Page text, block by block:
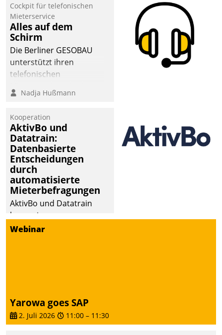
der
Wohnungswirtschaft“.
Bewerben können sich
dafür ein Team
bestehend aus
Wohnungsunternehmen
und PropTech.
Cockpit für telefonischen
Mieterservice
Alles auf dem
Schirm
Die Berliner GESOBAU
unterstützt ihren
telefonischen
digitalen Cockpit, das
passende Fragen und
Schlagworte auswirft.
Eine intuitive
Dialogführung ermöglicht
dem externen
Serviceteam, Anrufe von
Mietenden zügiger und
effizienter zu bearbeiten.
Nadja Hußmann
Kooperation
AktivBo und
Datatrain:
Datenbasierte
Entscheidungen
durch
automatisierte
Mieterbefragungen
AktivBo und Datatrain
kooperieren –
Immobilienunternehmen
zielgerichtete
Mieterbefragungen – eine
starke Grundlage für
Webinar
Yarowa goes SAP
2. Juli 2026 11:00 – 11:30